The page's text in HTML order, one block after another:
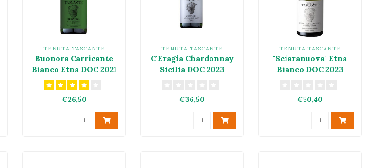
TENUTA TASCANTE
Buonora Carricante
Bianco Etna DOC 2021
€26,50
TENUTA TASCANTE
C'Eragia Chardonnay
Sicilia DOC 2023
€36,50
TENUTA TASCANTE
"Sciaranuova" Etna
Bianco DOC 2023
€50,40